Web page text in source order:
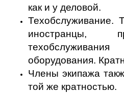
как и у деловой.
Техобслуживание.
иностранцы,
оборудования.
Члены экипажа
той же кратностью.